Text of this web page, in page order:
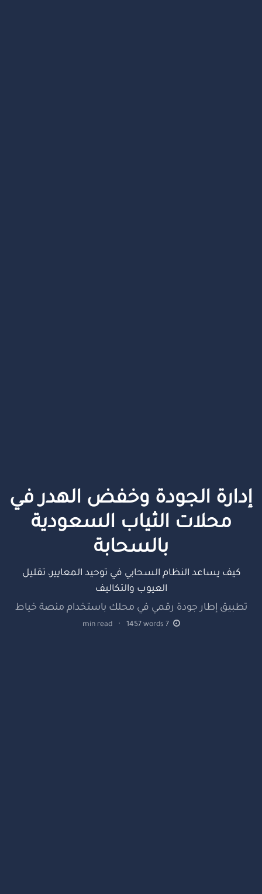
إدارة الجودة وخفض الهدر في
محلات الثياب السعودية
بالسحابة
كيف يساعد النظام السحابي في توحيد المعايير، تقليل
العيوب والتكاليف
تطبيق إطار جودة رقمي في محلك باستخدام منصة خياط
7
min read · 1457 words